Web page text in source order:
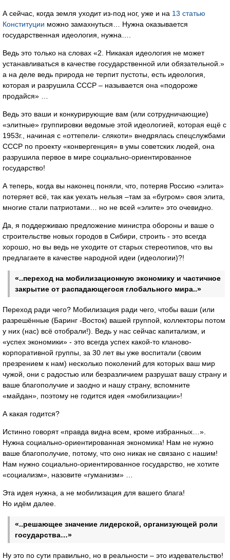
А сейчас, когда земля уходит из-под ног, уже и на 13 статью
Конституции можно замахнуться… Нужна оказывается
государственная идеология, нужна….
Ведь это только на словах «2. Никакая идеология не может
устанавливаться в качестве государственной или обязательной.»
а на деле ведь природа не терпит пустоты, есть идеология,
которая и разрушила СССР – называется она «подороже
продайся» …
Ведь это ваши и конкурирующие вам (или сотрудничающие)
«элитные» группировки ведомые этой идеологией, которая ещё с
1953г., начиная с «оттепели- слякоти» внедрялась спецслужбами
СССР по проекту «конвергенция» в умы советских людей, она
разрушила первое в мире социально-ориентированное
государство!
А теперь, когда вы наконец поняли, что, потеряв Россию «элита»
потеряет всё, так как уехать нельзя –там за «бугром» своя элита,
многие стали патриотами… но не всей «элите» это очевидно.
Да, я поддерживаю предложение министра обороны и ваше о
строительстве новых городов в Сибири, строить - это всегда
хорошо, но вы ведь не уходите от старых стереотипов, что вы
предлагаете в качестве народной идеи (идеологии)?!
«..переход на мобилизационную экономику и частичное
закрытие от распадающегося глобального мира..»
Переход ради чего? Мобилизация ради чего, чтобы ваши (или
разрешённые (Баринг -Восток) вашей группой, коллекторы потом
у них (нас) всё отобрали!). Ведь у нас сейчас капитализм, и
«успех экономики» - это всегда успех какой-то кланово-
корпоративной группы, за 30 лет вы уже воспитали (своим
презрением к нам) несколько поколений для которых ваш мир
чужой, они с радостью или безразличием разрушат вашу страну и
ваше благополучие и заодно и нашу страну, вспомните
«майдан», поэтому не годится идея «мобилизации»!
А какая годится?
Истинно говорят «правда видна всем, кроме избранных…».
Нужна социально-ориентированная экономика! Нам не нужно
ваше благополучие, потому, что оно никак не связано с нашим!
Нам нужно социально-ориентированное государство, не хотите
«социализм», назовите «гуманизм» …
Эта идея нужна, а не мобилизация для вашего блага!
Но идём далее.
«..решающее значение лидерской, организующей роли
государства…»
Ну это по сути правильно, но в реальности – это издевательство!